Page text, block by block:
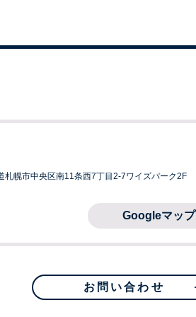
札幌市中央区南11条西7丁目2-7ワイズパーク2F
Googleマップ
お問い合わせ